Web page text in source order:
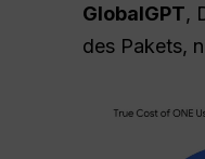
GlobalGPT,
des Pakets,